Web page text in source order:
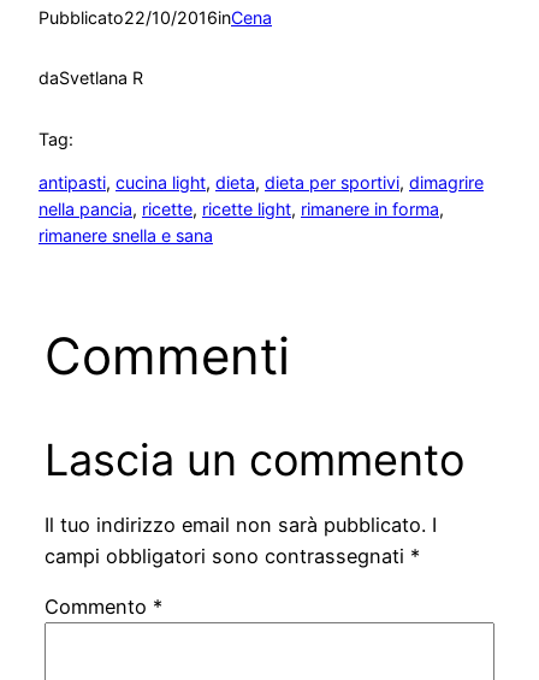
Pubblicato22/10/2016inCena
daSvetlana R
Tag:
antipasti, cucina light, dieta, dieta per sportivi, dimagrire
nella pancia, ricette, ricette light, rimanere in forma
rimanere snella e sana
Commenti
Lascia un commento
Il tuo indirizzo email non sarà pubblicato. I
campi obbligatori sono contrassegnati *
Commento *